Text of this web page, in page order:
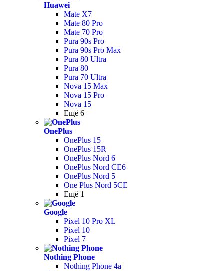
Huawei
Mate X7
Mate 80 Pro
Mate 70 Pro
Pura 90s Pro
Pura 90s Pro Max
Pura 80 Ultra
Pura 80
Pura 70 Ultra
Nova 15 Max
Nova 15 Pro
Nova 15
Ещё 6
OnePlus
OnePlus 15
OnePlus 15R
OnePlus Nord 6
OnePlus Nord CE6
OnePlus Nord 5
One Plus Nord 5CE
Ещё 1
Google
Pixel 10 Pro XL
Pixel 10
Pixel 7
Nothing Phone
Nothing Phone 4a